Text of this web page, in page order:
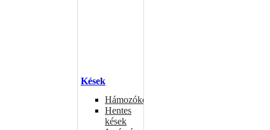
Kések
Hámozókések
Hentes
kések